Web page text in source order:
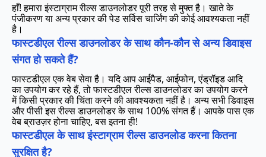
हाँ! हमारा इंस्टाग्राम रील्स डाउनलोडर पूरी तरह से मुफ्त है। खाते के
पंजीकरण या अन्य प्रकार की पेड सर्विस चार्जिंग की कोई आवश्यकता नहीं
है।
फास्टडीएल रील्स डाउनलोडर के साथ कौन-कौन से अन्य डिवाइस
संगत हो सकते हैं?
फास्टडीएल एक वेब सेवा है। यदि आप आईपैड, आईफोन, एंड्रॉइड आदि
का उपयोग कर रहे हैं, तो फास्टडीएल रील्स डाउनलोडर का उपयोग करने
में किसी प्रकार की चिंता करने की आवश्यकता नहीं है। अन्य सभी डिवाइस
और पीसी इस रील्स डाउनलोडर के साथ 100% संगत हैं। आपके पास एक
वेब ब्राउज़र होना चाहिए, बस इतना ही!
फास्टडीएल के साथ इंस्टाग्राम रील्स डाउनलोड करना कितना
सुरक्षित है?